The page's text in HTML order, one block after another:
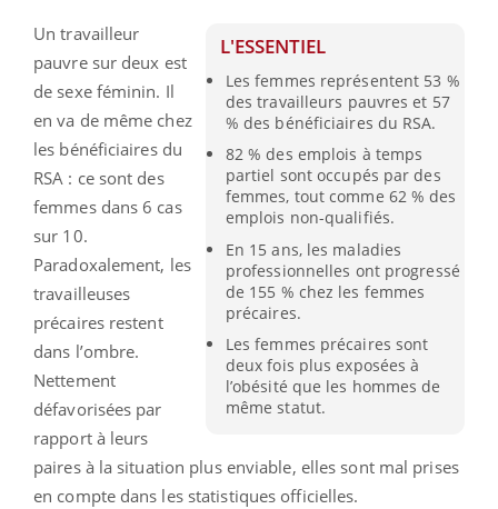
L'ESSENTIEL
Les femmes représentent 53 %
des travailleurs pauvres et 57
% des bénéficiaires du RSA.
82 % des emplois à temps
partiel sont occupés par des
femmes, tout comme 62 % des
emplois non-qualifiés.
En 15 ans, les maladies
professionnelles ont progressé
de 155 % chez les femmes
précaires.
Les femmes précaires sont
deux fois plus exposées à
l’obésité que les hommes de
même statut.
Un travailleur
pauvre sur deux est
de sexe féminin. Il
en va de même chez
les bénéficiaires du
RSA : ce sont des
femmes dans 6 cas
sur 10.
Paradoxalement, les
travailleuses
précaires restent
dans l’ombre.
Nettement
défavorisées par
rapport à leurs
paires à la situation plus enviable, elles sont mal prises
en compte dans les statistiques officielles.